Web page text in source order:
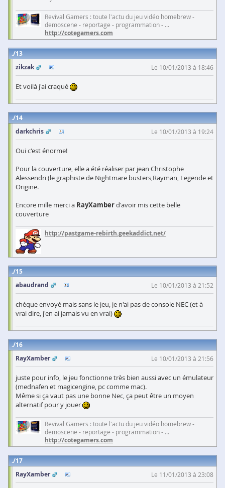
Revival Gamers : toute l'actu du jeu vidéo homebrew -
demoscene - reportage - programmation - ...
http://cotegamers.com
13
zikzak
Le 10/01/2013 à 18:46
Et voilà j'ai craqué
14
darkchris
Le 10/01/2013 à 19:24
Oui c'est énorme!
Pour la couverture, elle a été réaliser par jean Christophe
Alessendri (le graphiste de Nightmare busters,Rayman, Legende et
Origine.
Encore mille merci a RayXamberd'avoir mis cette belle
couverture
http://pastgame-rebirth.geekaddict.net/
15
abaudrand
Le 10/01/2013 à 21:52
chèque envoyé mais sans le jeu, je n'ai pas de console NEC (et à
vrai dire, j'en ai jamais vu en vrai)
16
RayXamber
Le 10/01/2013 à 21:56
juste pour info, le jeu fonctionne très bien aussi avec un émulateur
(mednafen et magicengine, pc comme mac).
Même si ça vaut pas une bonne Nec, ça peut être un moyen
alternatif pour y jouer
Revival Gamers : toute l'actu du jeu vidéo homebrew -
demoscene - reportage - programmation - ...
http://cotegamers.com
17
RayXamber
Le 11/01/2013 à 23:08